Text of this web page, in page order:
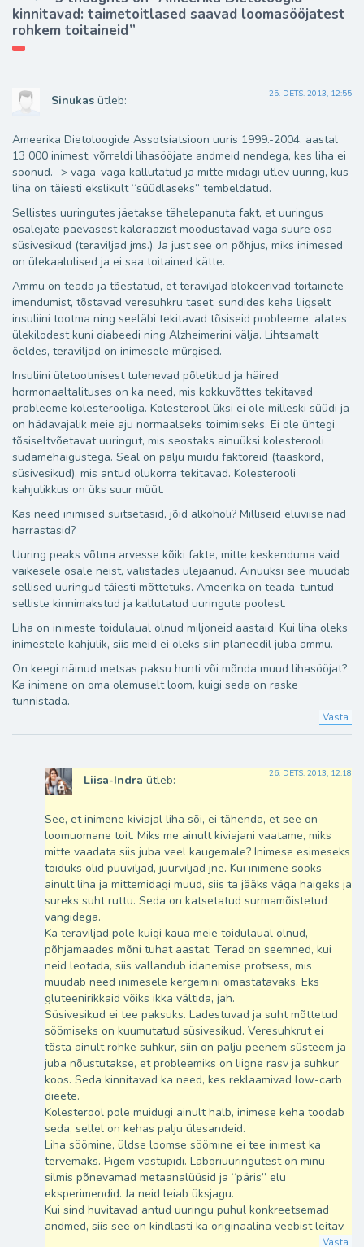
kinnitavad: taimetoitlased saavad loomasööjatest
rohkem toitaineid”
Sinukas ütleb: 25. DETS. 2013, 12:55
Ameerika Dietoloogide Assotsiatsioon uuris 1999.-2004. aastal
13 000 inimest, võrreldi lihasööjate andmeid nendega, kes liha ei
söönud. -> väga-väga kallutatud ja mitte midagi ütlev uuring, kus
liha on täiesti ekslikult “süüdlaseks” tembeldatud.
Sellistes uuringutes jäetakse tähelepanuta fakt, et uuringus
osalejate päevasest kaloraazist moodustavad väga suure osa
süsivesikud (teraviljad jms.). Ja just see on põhjus, miks inimesed
on ülekaalulised ja ei saa toitained kätte.
Ammu on teada ja tõestatud, et teraviljad blokeerivad toitainete
imendumist, tõstavad veresuhkru taset, sundides keha liigselt
insuliini tootma ning seeläbi tekitavad tõsiseid probleeme, alates
ülekilodest kuni diabeedi ning Alzheimerini välja. Lihtsamalt
öeldes, teraviljad on inimesele mürgised.
Insuliini ületootmisest tulenevad põletikud ja häired
hormonaaltalituses on ka need, mis kokkuvõttes tekitavad
probleeme kolesterooliga. Kolesterool üksi ei ole milleski süüdi ja
on hädavajalik meie aju normaalseks toimimiseks. Ei ole ühtegi
tõsiseltvõetavat uuringut, mis seostaks ainuüksi kolesterooli
südamehaigustega. Seal on palju muidu faktoreid (taaskord,
süsivesikud), mis antud olukorra tekitavad. Kolesterooli
kahjulikkus on üks suur müüt.
Kas need inimised suitsetasid, jõid alkoholi? Milliseid eluviise nad
harrastasid?
Uuring peaks võtma arvesse kõiki fakte, mitte keskenduma vaid
väikesele osale neist, välistades ülejäänud. Ainuüksi see muudab
sellised uuringud täiesti mõttetuks. Ameerika on teada-tuntud
selliste kinnimakstud ja kallutatud uuringute poolest.
Liha on inimeste toidulaual olnud miljoneid aastaid. Kui liha oleks
inimestele kahjulik, siis meid ei oleks siin planeedil juba ammu.
On keegi näinud metsas paksu hunti või mõnda muud lihasööjat?
Ka inimene on oma olemuselt loom, kuigi seda on raske
tunnistada.
Vasta
Liisa-Indra ütleb: 26. DETS. 2013, 12:18
See, et inimene kiviajal liha sõi, ei tähenda, et see on
loomuomane toit. Miks me ainult kiviajani vaatame, miks
mitte vaadata siis juba veel kaugemale? Inimese esimeseks
toiduks olid puuviljad, juurviljad jne. Kui inimene sööks
ainult liha ja mittemidagi muud, siis ta jääks väga haigeks ja
sureks suht ruttu. Seda on katsetatud surmamõistetud
vangidega.
Ka teraviljad pole kuigi kaua meie toidulaual olnud,
põhjamaades mõni tuhat aastat. Terad on seemned, kui
neid leotada, siis vallandub idanemise protsess, mis
muudab need inimesele kergemini omastatavaks. Eks
gluteenirikkaid võiks ikka vältida, jah.
Süsivesikud ei tee paksuks. Ladestuvad ja suht mõttetud
söömiseks on kuumutatud süsivesikud. Veresuhkrut ei
tõsta ainult rohke suhkur, siin on palju peenem süsteem ja
juba nõustutakse, et probleemiks on liigne rasv ja suhkur
koos. Seda kinnitavad ka need, kes reklaamivad low-carb
dieete.
Kolesterool pole muidugi ainult halb, inimese keha toodab
seda, sellel on kehas palju ülesandeid.
Liha söömine, üldse loomse söömine ei tee inimest ka
tervemaks. Pigem vastupidi. Laboriuuringutest on minu
silmis põnevamad metaanalüüsid ja “päris” elu
eksperimendid. Ja neid leiab üksjagu.
Kui sind huvitavad antud uuringu puhul konkreetsemad
andmed, siis see on kindlasti ka originaalina veebist leitav.
Vasta